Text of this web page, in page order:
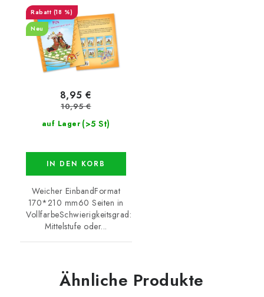
(18 %)
Neu
auf Lager (>5 St)
8,95 €
10,95 €
IN DEN KORB
Weicher EinbandFormat
170*210 mm60 Seiten in
VollfarbeSchwierigkeitsgrad:
Mittelstufe oder...
Ähnliche Produkte